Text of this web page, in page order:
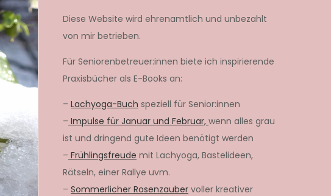
Diese Website wird ehrenamtlich und unbezahlt
von mir betrieben.
Für Seniorenbetreuer:innen biete ich inspirierende
Praxisbücher als E-Books an:
– Lachyoga-Buch speziell für Senior:innen
– Impulse für Januar und Februar, wenn alles grau
ist und dringend gute Ideen benötigt werden
– Frühlingsfreude mit Lachyoga, Bastelideen,
Rätseln, einer Rallye uvm.
– Sommerlicher Rosenzauber voller kreativer